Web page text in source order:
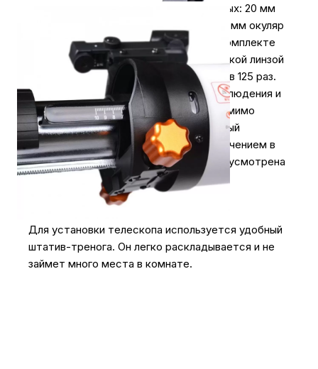
всевозможных окуляров, среди которых: 20 мм
окуляр с 25-кратным увеличением и 10 мм окуляр
с 50-кратным увеличением. Также в комплекте
идет особый 4 мм окуляр с асферической линзой
и возможностью увеличения картинки в 125 раз.
Он имеет более широкий диапазон наблюдения и
уменьшает количество искажений. Помимо
окуляров, покупатель получит 2-кратный
телеконвертер с максимальным увеличением в
250 раз. Для хранения телескопа предусмотрена
удобная сумка.
Для установки телескопа используется удобный
штатив-тренога. Он легко раскладывается и не
займет много места в комнате.